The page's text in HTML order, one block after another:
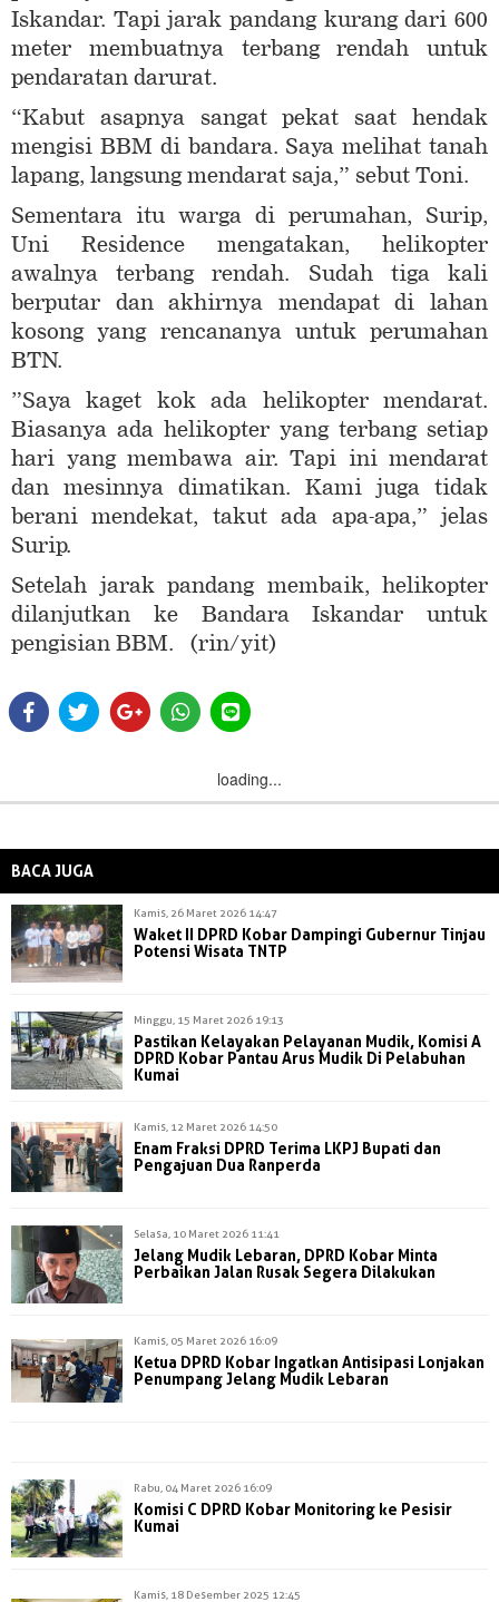
Iskandar. Tapi jarak pandang kurang dari 600
meter membuatnya terbang rendah untuk
pendaratan darurat.
“Kabut asapnya sangat pekat saat hendak
mengisi BBM di bandara. Saya melihat tanah
lapang, langsung mendarat saja,” sebut Toni.
Sementara itu warga di perumahan, Surip,
Uni Residence mengatakan, helikopter
awalnya terbang rendah. Sudah tiga kali
berputar dan akhirnya mendapat di lahan
kosong yang rencananya untuk perumahan
BTN.
”Saya kaget kok ada helikopter mendarat.
Biasanya ada helikopter yang terbang setiap
hari yang membawa air. Tapi ini mendarat
dan mesinnya dimatikan. Kami juga tidak
berani mendekat, takut ada apa-apa,” jelas
Surip.
Setelah jarak pandang membaik, helikopter
dilanjutkan ke Bandara Iskandar untuk
pengisian BBM. (rin/yit)
loading...
BACA JUGA
Kamis, 26 Maret 2026 14:47
Waket II DPRD Kobar Dampingi Gubernur Tinjau
Potensi Wisata TNTP
Minggu, 15 Maret 2026 19:13
Pastikan Kelayakan Pelayanan Mudik, Komisi A
DPRD Kobar Pantau Arus Mudik Di Pelabuhan
Kumai
Kamis, 12 Maret 2026 14:50
Enam Fraksi DPRD Terima LKPJ Bupati dan
Pengajuan Dua Ranperda
Selasa, 10 Maret 2026 11:41
Jelang Mudik Lebaran, DPRD Kobar Minta
Perbaikan Jalan Rusak Segera Dilakukan
Kamis, 05 Maret 2026 16:09
Ketua DPRD Kobar Ingatkan Antisipasi Lonjakan
Penumpang Jelang Mudik Lebaran
Rabu, 04 Maret 2026 16:09
Komisi C DPRD Kobar Monitoring ke Pesisir
Kumai
Kamis, 18 Desember 2025 12:45